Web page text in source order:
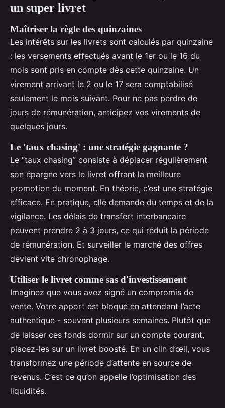
un super livret
Maîtriser la règle des quinzaines
Les intérêts sur les livrets sont calculés par quinzaine
: les versements effectués avant le 1er ou le 16 du
mois sont pris en compte dès cette quinzaine. Un
virement arrivant le 2 ou le 17 sera comptabilisé
seulement le mois suivant. Pour ne pas perdre de
jours de rémunération, anticipez vos virements de
quelques jours.
Le 'taux chasing' : une stratégie gagnante ?
Le “taux chasing” consiste à déplacer régulièrement
son épargne vers le livret offrant la meilleure
promotion du moment. En théorie, c’est une stratégie
efficace. En pratique, elle demande du temps et de la
vigilance. Les délais de transfert interbancaire
peuvent prendre 2 à 3 jours, ce qui réduit la période
de rémunération. Et surveiller le marché des offres
devient vite chronophage.
Utiliser le livret comme sas d'investissement
Imaginez que vous avez signé un compromis de
vente. Votre apport est bloqué en attendant l’acte
authentique - souvent plusieurs semaines. Plutôt que
de laisser ces fonds dormir sur un compte courant,
placez-les sur un livret boosté. En un clin d’œil, vous
transformez une période d’attente en source de
revenus. C’est ce qu’on appelle l’optimisation des
liquidités.